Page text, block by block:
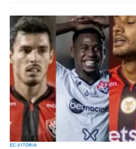
EC.VITÓRIA